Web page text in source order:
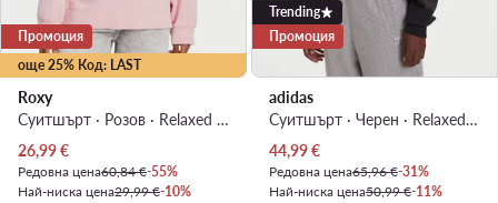
още 25% Код: LAST
Промоция
Roxy
Суитшърт · Розов · Relaxed Fit
Актуална цена
26,99€
Редовна цена60,84 €-55%
Най-ниска цена29,99 €-10%
Trending
Промоция
adidas
Суитшърт · Черен · Relaxed Fit
Актуална цена
44,99€
Редовна цена65,96 €-31%
Най-ниска цена50,99 €-11%